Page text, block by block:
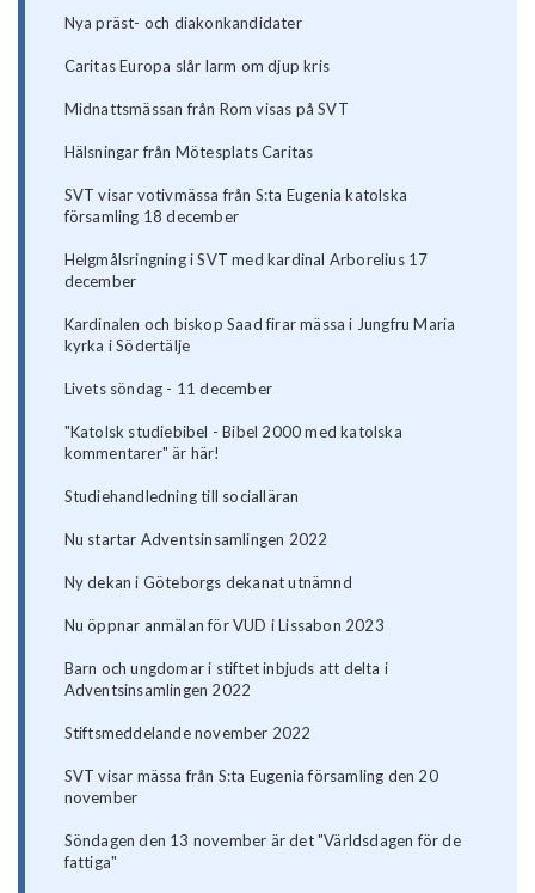
Nya präst- och diakonkandidater
Caritas Europa slår larm om djup kris
Midnattsmässan från Rom visas på SVT
Hälsningar från Mötesplats Caritas
SVT visar votivmässa från S:ta Eugenia katolska
församling 18 december
Helgmålsringning i SVT med kardinal Arborelius 17
december
Kardinalen och biskop Saad firar mässa i Jungfru Maria
kyrka i Södertälje
Livets söndag - 11 december
"Katolsk studiebibel - Bibel 2000 med katolska
kommentarer" är här!
Studiehandledning till socialläran
Nu startar Adventsinsamlingen 2022
Ny dekan i Göteborgs dekanat utnämnd
Nu öppnar anmälan för VUD i Lissabon 2023
Barn och ungdomar i stiftet inbjuds att delta i
Adventsinsamlingen 2022
Stiftsmeddelande november 2022
SVT visar mässa från S:ta Eugenia församling den 20
november
Söndagen den 13 november är det "Världsdagen för de
fattiga"